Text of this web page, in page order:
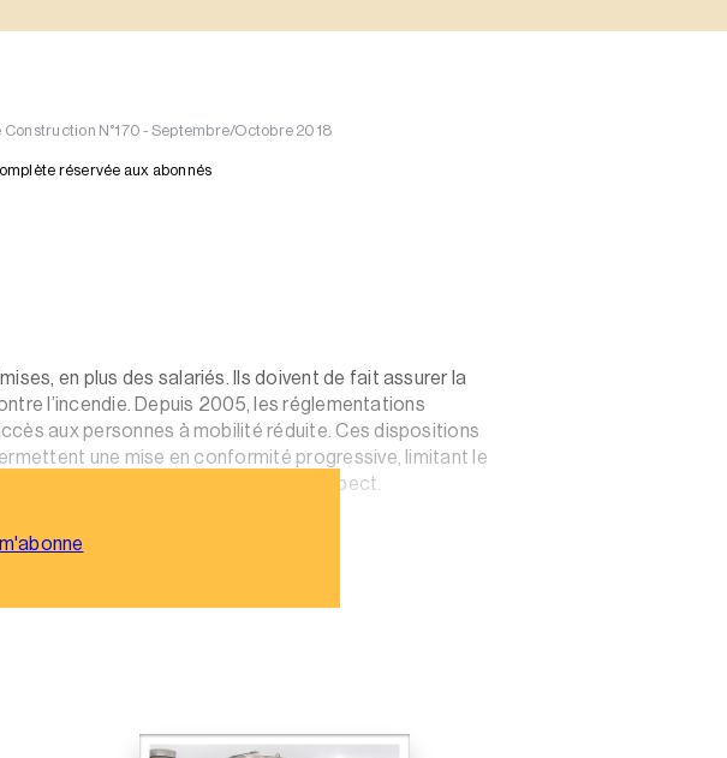
Construction N°170 - Septembre/Octobre 2018
réservée aux abonnés
en plus des salariés. Ils doivent de fait assurer la
l’incendie. Depuis 2005, les réglementations
aux personnes à mobilité réduite. Ces dispositions
une mise en conformité progressive, limitant le
les sanctions inhérentes au non-respect.